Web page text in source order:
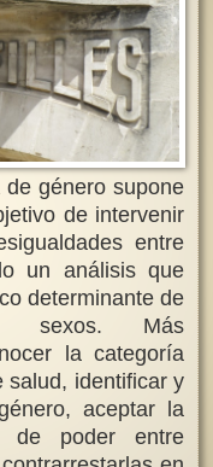
género supone
de intervenir
entre
un análisis que
determinante de
sexos. Más
la categoría
salud, identificar y
aceptar la
de poder entre